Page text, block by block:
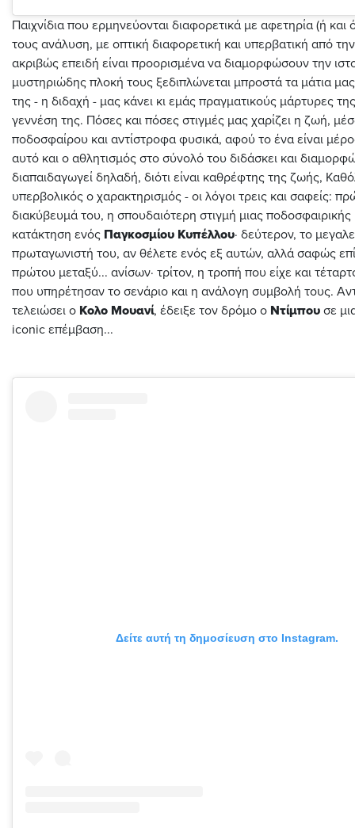
Παιχνίδια που ερμηνεύονται διαφορετικά με αφετηρία (ή και
τους ανάλυση, με οπτική διαφορετική και υπερβατική από
ακριβώς επειδή είναι προορισμένα να διαμορφώσουν την
μυστηριώδης πλοκή τους ξεδιπλώνεται μπροστά τα μάτια
της - η διδαχή - μας κάνει κι εμάς πραγματικούς μάρτυρες
γεννέση της. Πόσες και πόσες στιγμές μας χαρίζει η ζωή,
ποδοσφαίρου και αντίστροφα φυσικά, αφού το ένα είναι
αυτό και ο αθλητισμός στο σύνολό του διδάσκει και
διαπαιδαγωγεί δηλαδή, διότι είναι καθρέφτης της ζωής,
υπερβολικός ο χαρακτηρισμός - οι λόγοι τρεις και σαφείς:
διακύβευμά του, η σπουδαιότερη στιγμή μιας ποδοσφαιρικής
κατάκτηση ενός Παγκοσμίου Κυπέλλου· δεύτερον, το
πρωταγωνιστή του, αν θέλετε ενός εξ αυτών, αλλά σαφώς
πρώτου μεταξύ... ανίσων· τρίτον, η τροπή που είχε και
που υπηρέτησαν το σενάριο και η ανάλογη συμβολή τους.
τελειώσει ο Κολο Μουανί, έδειξε τον δρόμο ο Ντίμπου σε
iconic επέμβαση...
Δείτε αυτή τη δημοσίευση στο Instagram.